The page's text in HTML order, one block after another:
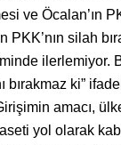
ve Öcalan’ın
PKK’nın silah
ilerlemiyor.
bırakmaz ki”
amacı,
yol olarak